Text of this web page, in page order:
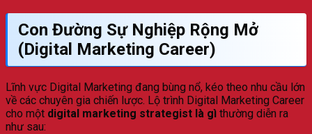
Con Đường Sự Nghiệp Rộng Mở
(Digital Marketing Career)
Lĩnh vực Digital Marketing đang bùng nổ, kéo theo nhu cầu lớn
về các chuyên gia chiến lược. Lộ trình Digital Marketing Career
cho một digital marketing strategist là gì thường diễn ra
như sau: